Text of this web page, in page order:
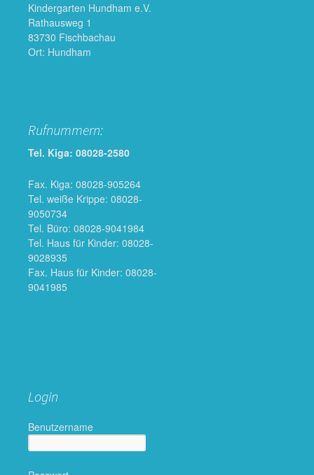
Kindergarten Hundham e.V.
Rathausweg 1
83730 Fischbachau
Ort: Hundham
Rufnummern:
Tel. Kiga: 08028-2580
Fax. Kiga: 08028-905264
Tel. weiße Krippe: 08028-
9050734
Tel. Büro: 08028-9041984
Tel. Haus für Kinder: 08028-
9028935
Fax. Haus für Kinder: 08028-
9041985
Login
Benutzername